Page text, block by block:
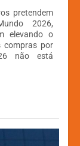
pretendem
2026,
elevando o
compras por
não está